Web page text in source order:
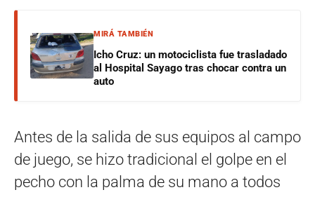
MIRÁ TAMBIÉN
Icho Cruz: un motociclista fue trasladado
al Hospital Sayago tras chocar contra un
auto
Antes de la salida de sus equipos al campo
de juego, se hizo tradicional el golpe en el
pecho con la palma de su mano a todos